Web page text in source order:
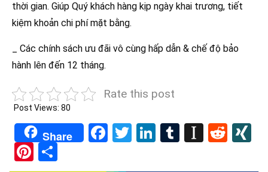
thời gian. Giúp Quý khách hàng kịp ngày khai trương, tiết
kiệm khoản chi phí mặt bằng.
_ Các chính sách ưu đãi vô cùng hấp dẫn & chế độ bảo
hành lên đến 12 tháng.
Rate this post
Post Views: 80
Share Facebook
TwitterLinkedIn
Tumblr
Pinterest